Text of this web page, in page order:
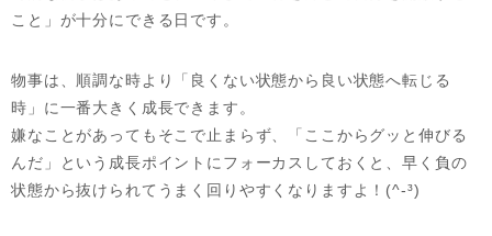
こと」が十分にできる日です。
物事は、順調な時より「良くない状態から良い状態へ転じる
時」に一番大きく成長できます。
嫌なことがあってもそこで止まらず、「ここからグッと伸びる
んだ」という成長ポイントにフォーカスしておくと、早く負の
状態から抜けられてうまく回りやすくなりますよ！(^-³)